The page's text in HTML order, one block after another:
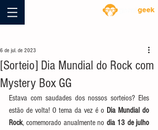
[Sorteio] Dia Mundial do Rock com
Mystery Box GG
6 de jul. de 2023
Estava com saudades dos nossos sorteios? Eles
estão de volta! O tema da vez é o Dia Mundial do
Rock, comemorado anualmente no